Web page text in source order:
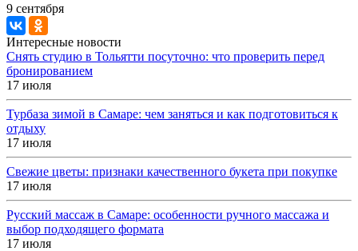
9 сентября
Интересные новости
Снять студию в Тольятти посуточно: что проверить перед
бронированием
17 июля
Турбаза зимой в Самаре: чем заняться и как подготовиться к
отдыху
17 июля
Свежие цветы: признаки качественного букета при покупке
17 июля
Русский массаж в Самаре: особенности ручного массажа и
выбор подходящего формата
17 июля